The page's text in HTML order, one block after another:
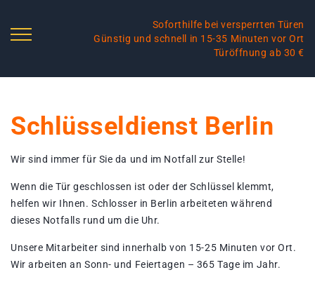
Soforthilfe bei versperrten Türen
Günstig und schnell in 15-35 Minuten vor Ort
Türöffnung ab 30 €
Schlüsseldienst Berlin
Wir sind immer für Sie da und im Notfall zur Stelle!
Wenn die Tür geschlossen ist oder der Schlüssel klemmt,
helfen wir Ihnen. Schlosser in Berlin arbeiteten während
dieses Notfalls rund um die Uhr.
Unsere Mitarbeiter sind innerhalb von 15-25 Minuten vor Ort.
Wir arbeiten an Sonn- und Feiertagen – 365 Tage im Jahr.